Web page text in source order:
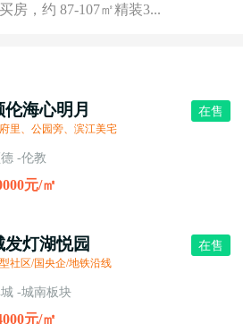
房，约 87-107㎡精装3...
伦海心明月 在售
里、公园旁、滨江美宅
德 -伦教
元/㎡
发灯湖悦园 在售
社区/国央企/地铁沿线
-城南板块
元/㎡